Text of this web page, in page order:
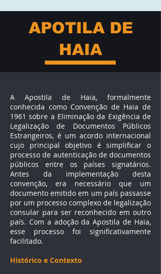
APOTILA DE
HAIA
A Apostila de Haia, formalmente
conhecida como Convenção de Haia de
1961 sobre a Eliminação da Exigência de
Legalização de Documentos Públicos
Estrangeiros, é um acordo internacional
cujo principal objetivo é simplificar o
processo de autenticação de documentos
públicos entre os países signatários.
Antes da implementação desta
convenção, era necessário que um
documento emitido em um país passasse
por um processo complexo de legalização
consular para ser reconhecido em outro
país. Com a adoção da Apostila de Haia,
esse processo foi significativamente
facilitado.
Histórico e Contexto